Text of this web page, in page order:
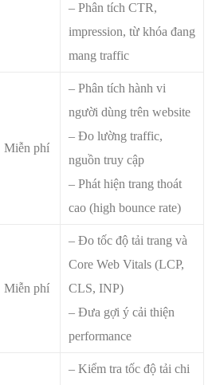
– Phân tích CTR,
impression, từ khóa đang
mang traffic
Miễn phí
– Phân tích hành vi
người dùng trên website
– Đo lường traffic,
nguồn truy cập
– Phát hiện trang thoát
cao (high bounce rate)
Miễn phí
– Đo tốc độ tải trang và
Core Web Vitals (LCP,
CLS, INP)
– Đưa gợi ý cải thiện
performance
– Kiểm tra tốc độ tải chi